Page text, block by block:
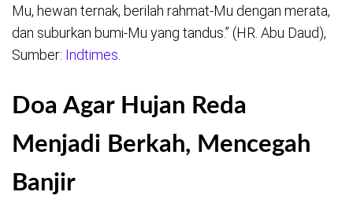
Mu, hewan ternak, berilah rahmat-Mu dengan merata,
dan suburkan bumi-Mu yang tandus.” (HR. Abu Daud),
Sumber: Indtimes.
Doa Agar Hujan Reda
Menjadi Berkah, Mencegah
Banjir